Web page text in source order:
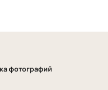
фотографий